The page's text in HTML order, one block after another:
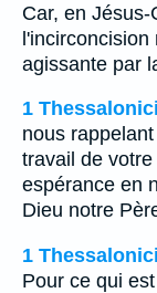
Car, en
l'incirconcision
agissante par
1
nous
travail de
espérance en
Dieu notre
1
Pour ce qui